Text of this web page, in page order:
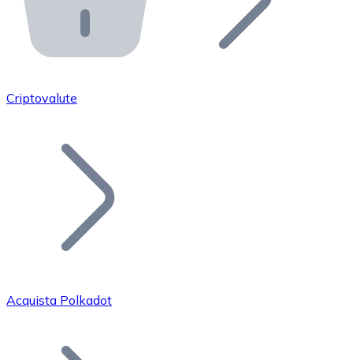
API Bitnovo
Integra la nostra API nel tuo ecosistema.
Unisciti alla nostra rete di rivenditori e
Aggiungi il token del tuo progetto al nostro servizio di
Bitcoin
Criptovalute
Acquista Polkadot